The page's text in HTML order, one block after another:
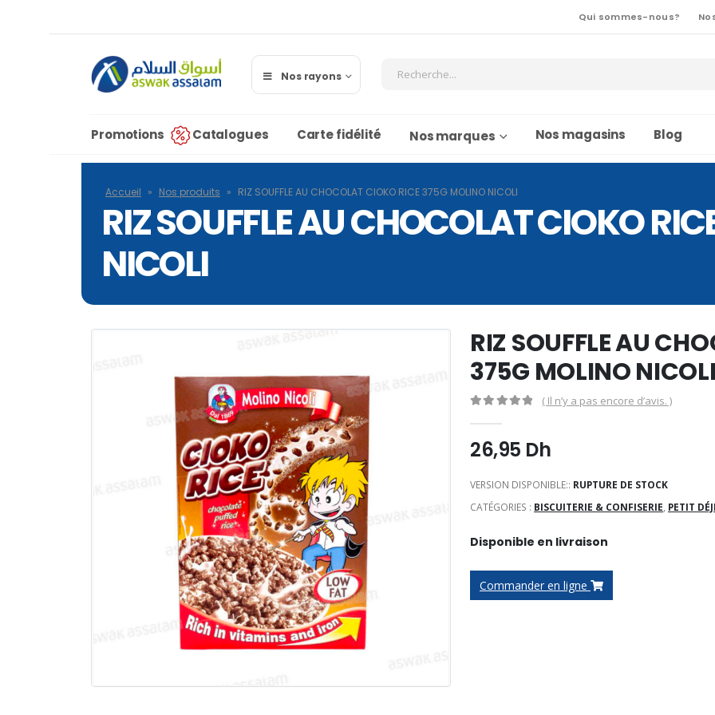
Qui sommes-nous?
Nos rayons
Promotions Catalogues Carte fidélité Nos marques Nos magasins Blog
Accueil » Nos produits » RIZ SOUFFLE AU CHOCOLAT CIOKO RICE 375G MOLINO NICOLI
RIZ SOUFFLE AU CHOCOLAT CIOKO
NICOLI
RIZ SOUFFLE AU
375G MOLINO NICOLI
( Il n’y a pas encore d’avis. )
26,95 Dh
VERSION DISPONIBLE:: RUPTURE DE STOCK
CATÉGORIES : BISCUITERIE & CONFISERIE, PETIT
Disponible en livraison
Commander en ligne